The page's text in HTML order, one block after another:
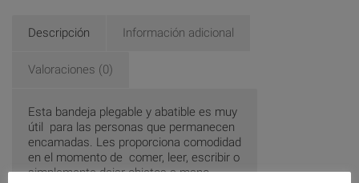
Descripción Información adicional
Valoraciones (0)
Esta bandeja plegable y abatible es muy
útil para las personas que permanecen
encamadas. Les proporciona comodidad
en el momento de comer, leer, escribir o
simplemente dejar objetos a mano.